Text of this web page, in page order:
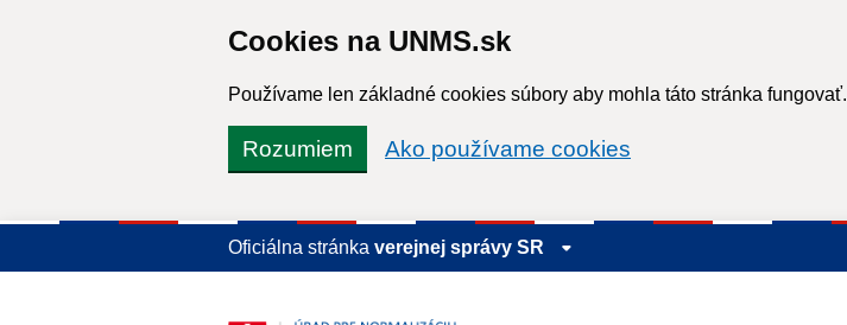
Cookies na UNMS.sk
Používame len základné cookies súbory aby mohla táto stránka fungovať.
Rozumiem Ako používame cookies
Oficiálna stránka verejnej správy SR